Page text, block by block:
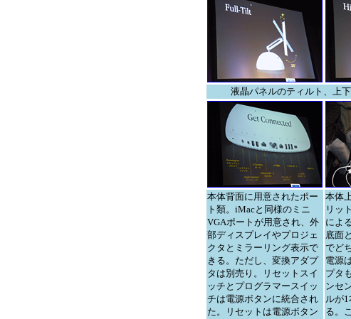
液晶パネルのティルト、上
本体背面に用意されたポー
ト類。iMacと同様のミニ
VGAポートが用意され、外
部ディスプレイやプロジェ
クタとミラーリング表示で
きる。ただし、変換アダプ
タは別売り。リセットスイ
ッチとプログラマースイッ
チは電源ボタンに統合され
た。リセットは電源ボタン
本体
リッ
によ
底面
でど
電源
プタ
ンセ
ルが
る。